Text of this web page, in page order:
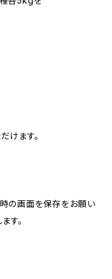
けます。
の画面を保存をお願い
す。